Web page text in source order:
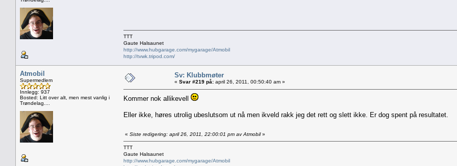
TTT
Gaute Halsaunet
http://www.hubgarage.com/mygarage/Atmobil
http://tvwk.tripod.com/
Atmobil
Supermedlem
Innlegg: 937
Bosted: Litt over alt, men mest vanlig i
Trøndelag....
Sv: Klubbmøter
« Svar #219 på: april 26, 2011, 00:50:40 am »
Kommer nok allikevell
Eller ikke, høres utrolig ubeslutsom ut nå men ikveld rakk jeg det rett og slett ikke. Er dog spent på resultatet.
« Siste redigering: april 26, 2011, 22:00:01 pm av Atmobil»
TTT
Gaute Halsaunet
http://www.hubgarage.com/mygarage/Atmobil